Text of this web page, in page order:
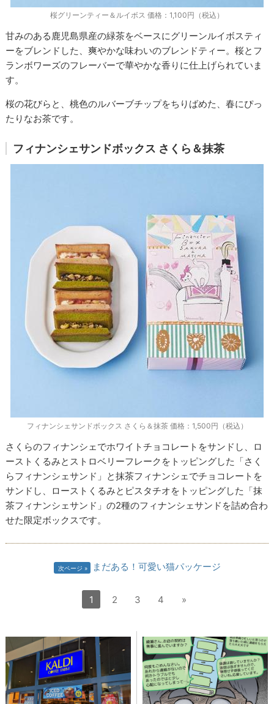
桜グリーンティー＆ルイボス 価格：1,100円（税込）
甘みのある鹿児島県産の緑茶をベースにグリーンルイボスティ
ーをブレンドした、爽やかな味わいのブレンドティー。桜とフ
ランボワーズのフレーバーで華やかな香りに仕上げられていま
す。
桜の花びらと、桃色のルバーブチップをちりばめた、春にぴっ
たりなお茶です。
フィナンシェサンドボックス さくら＆抹茶
フィナンシェサンドボックス さくら＆抹茶 価格：1,500円（税込）
さくらのフィナンシェでホワイトチョコレートをサンドし、ロ
ーストくるみとストロベリーフレークをトッピングした「さく
らフィナンシェサンド」と抹茶フィナンシェでチョコレートを
サンドし、ローストくるみとピスタチオをトッピングした「抹
茶フィナンシェサンド」の2種のフィナンシェサンドを詰め合わ
せた限定ボックスです。
次ページ まだある！可愛い猫パッケージ
1 2 3 4 »